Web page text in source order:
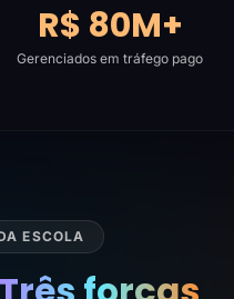
R$ 80M+
Gerenciados em tráfego pago
ESCOLA